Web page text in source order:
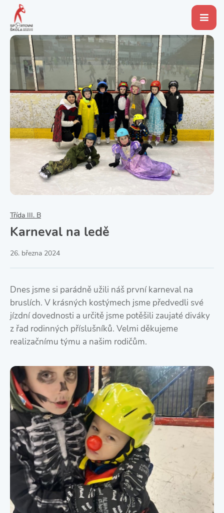
Třída III. B
Karneval na ledě
26. března 2024
Dnes jsme si parádně užili náš první karneval na
bruslích. V krásných kostýmech jsme předvedli své
jízdní dovednosti a určitě jsme potěšili zaujaté diváky
z řad rodinných příslušníků. Velmi děkujeme
realizačnímu týmu a našim rodičům.